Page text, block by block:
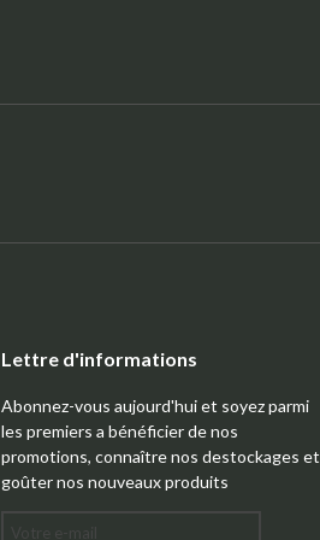
Lettre d'informations
Abonnez-vous aujourd'hui et soyez parmi
les premiers a bénéficier de nos
promotions, connaître nos destockages et
goûter nos nouveaux produits